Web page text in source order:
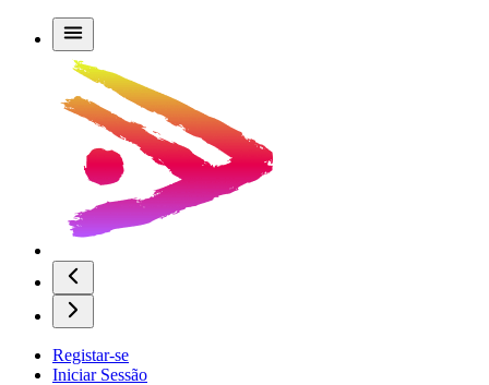
Registar-se
Iniciar Sessão